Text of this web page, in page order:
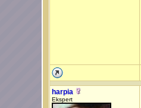
harpia
Ekspert